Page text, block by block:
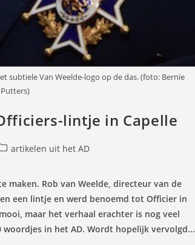
subtiele Van Weelde-logo op de das. (foto: Bernie
Putters)
lintje in Capelle
artikelen uit het AD
maken. Rob van Weelde, directeur van de
een lintje en werd benoemd tot Officier in
maar het verhaal erachter is nog veel
in het AD. Wordt hopelijk vervolgd...